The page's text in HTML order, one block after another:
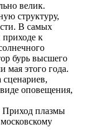
велик.
структуру,
В самых
приходе к
бурь высшего
мая этого года.
сценариев,
оповещения,
Приход плазмы